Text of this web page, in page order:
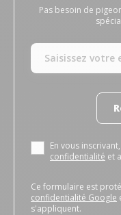
Pas besoin de
En vous
confidentialité et
Ce formulaire est
confidentialité Google
s'appliquent.